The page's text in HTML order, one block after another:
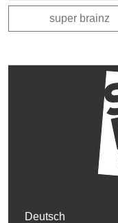
super brainz
Deutsch